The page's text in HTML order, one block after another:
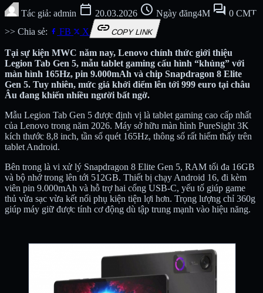
Tác giả: admin calendar_today 20.03.2026 schedule Ngày đăng4M forum 0 CMT
>> Chia sẻ:
FB X linkCOPY LINK
Tại sự kiện MWC năm nay, Lenovo chính thức giới thiệu
Legion Tab Gen 5, mẫu tablet gaming cấu hình “khủng” với
màn hình 165Hz, pin 9.000mAh và chip Snapdragon 8 Elite
Gen 5. Tuy nhiên, mức giá khởi điểm lên tới 999 euro tại châu
Âu đang khiến nhiều người bất ngờ.
Mẫu Legion Tab Gen 5 được định vị là tablet gaming cao cấp nhất
của Lenovo trong năm 2026. Máy sở hữu màn hình PureSight 3K
kích thước 8,8 inch, tần số quét 165Hz, thông số rất hiếm thấy trên
tablet Android.
Bên trong là vi xử lý Snapdragon 8 Elite Gen 5, RAM tối đa 16GB
và bộ nhớ trong lên tới 512GB. Thiết bị chạy Android 16, đi kèm
viên pin 9.000mAh và hỗ trợ hai cổng USB-C, yếu tố giúp game
thủ vừa sạc vừa kết nối phụ kiện tiện lợi hơn. Trọng lượng chỉ 360g
giúp máy giữ được tính cơ động dù tập trung mạnh vào hiệu năng.